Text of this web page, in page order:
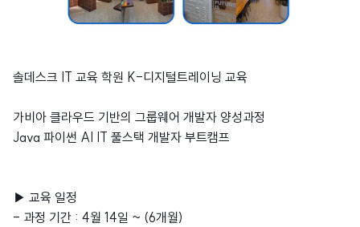
솔데스크 IT 교육 학원 K-디지털트레이닝 교육
가비아 클라우드 기반의 그룹웨어 개발자 양성과정
Java 파이썬 AI IT 풀스택 개발자 부트캠프
▶ 교육 일정
- 과정 기간 : 4월 14일 ~ (6개월)